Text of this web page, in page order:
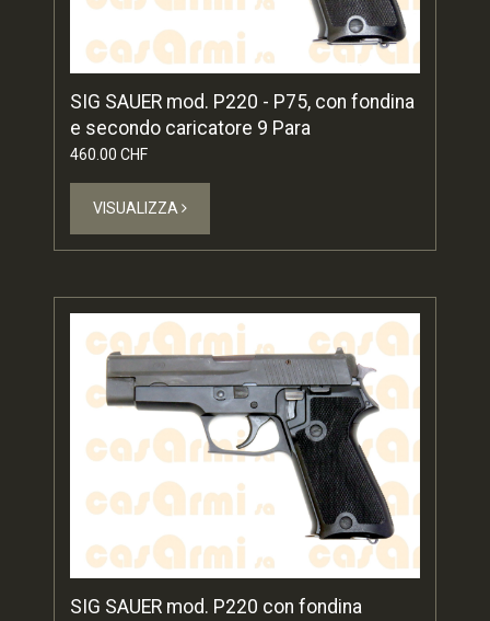
SIG SAUER mod. P220 - P75, con fondina
e secondo caricatore 9 Para
460.00 CHF
VISUALIZZA
SIG SAUER mod. P220 con fondina